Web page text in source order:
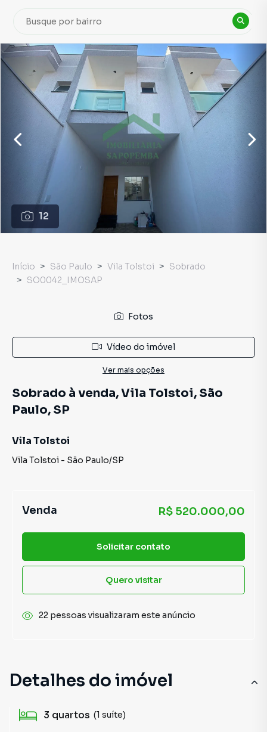
12
Detalhes do imóvel
3 quartos (1 suíte)
Início São Paulo Vila Tolstoi
Sobrado
SO0042_IMOSAP
Fotos
Vídeo do imóvel
Ver mais opções
Sobrado à venda, Vila Tolstoi, São
Paulo, SP
Vila Tolstoi
Vila Tolstoi - São Paulo/SP
Venda R$ 520.000,00
Solicitar contato
Quero visitar
22 pessoas visualizaram este anúncio